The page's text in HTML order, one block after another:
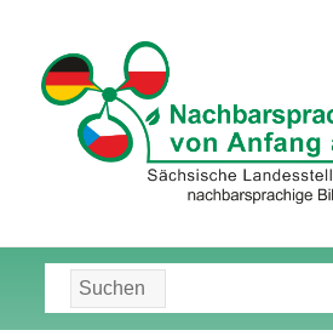
Suche
nach: